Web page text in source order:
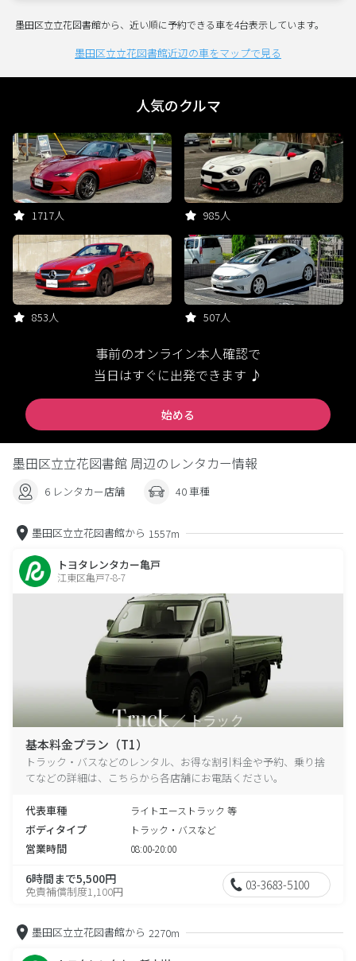
墨田区立立花図書館から、近い順に予約できる車を4台表示しています。
墨田区立立花図書館近辺の車をマップで見る
人気のクルマ
1717人 985人
853人 507人
事前のオンライン本人確認で
当日はすぐに出発できます ♪
始める
墨田区立立花図書館 周辺のレンタカー情報
6 レンタカー店舗 40 車種
墨田区立立花図書館から 1557m
トヨタレンタカー亀戸
江東区亀戸7-8-7
基本料金プラン（T1）
トラック・バスなどのレンタル、お得な割引料金や予約、乗り捨
てなどの詳細は、こちらから各店舗にお電話ください。
代表車種 ライトエーストラック 等
ボディタイプ トラック・バスなど
営業時間 08:00-20:00
6時間まで5,500円
免責補償制度1,100円 03-3683-5100
墨田区立立花図書館から 2270m